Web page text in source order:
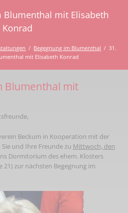
Blumenthal mit Elisabeth
Konrad
Begegnung im Blumenthal
31.
mit Elisabeth Konrad
Blumenthal mit
Beckum in Kooperation mit der
und Ihre Freunde zu Mittwoch, den
Dormitorium des ehem. Klosters
zur nächsten Begegnung im